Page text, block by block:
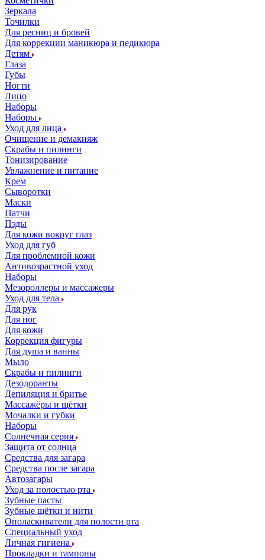
Зеркала
Точилки
Для ресниц и бровей
Для коррекции маникюра и педикюра
Детям
Глаза
Губы
Ногти
Лицо
Наборы
Наборы
Уход для лица
Очищение и демакияж
Скрабы и пилинги
Тонизирование
Увлажнение и питание
Крем
Сыворотки
Маски
Патчи
Пэды
Для кожи вокруг глаз
Уход для губ
Для проблемной кожи
Антивозрастной уход
Наборы
Мезороллеры и массажеры
Уход для тела
Для рук
Для ног
Для кожи
Коррекция фигуры
Для душа и ванны
Мыло
Скрабы и пилинги
Дезодоранты
Депиляция и бритье
Массажёры и щётки
Мочалки и губки
Наборы
Солнечная серия
Защита от солнца
Средства для загара
Средства после загара
Автозагары
Уход за полостью рта
Зубные пасты
Зубные щётки и нити
Ополаскиватели для полости рта
Специальный уход
Личная гигиена
Прокладки и тампоны